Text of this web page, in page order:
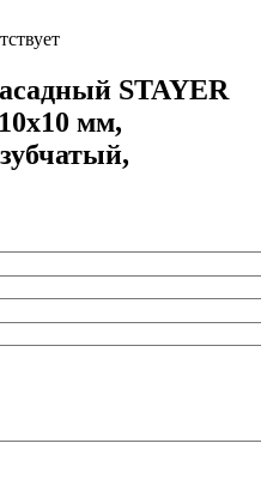
STAYER
мм,